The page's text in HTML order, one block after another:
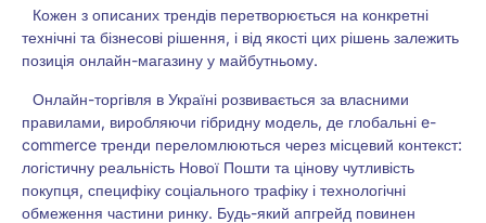
Кожен з описаних трендів перетворюється на конкретні
технічні та бізнесові рішення, і від якості цих рішень залежить
позиція онлайн-магазину у майбутньому.
Онлайн-торгівля в Україні розвивається за власними
правилами, виробляючи гібридну модель, де глобальні e-
commerce тренди переломлюються через місцевий контекст:
логістичну реальність Нової Пошти та цінову чутливість
покупця, специфіку соціального трафіку і технологічні
обмеження частини ринку. Будь-який апгрейд повинен